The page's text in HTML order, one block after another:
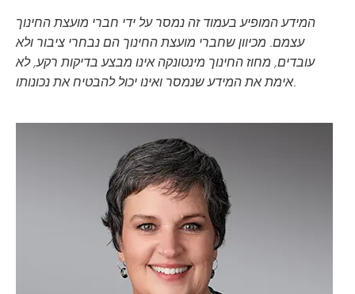
המידע המופיע בעמוד זה נמסר על ידי חברי מועצת החינוך
עצמם. מכיוון שחברי מועצת החינוך הם נבחרי ציבור ולא
עובדים, מחוז החינוך מינטונקה אינו מבצע בדיקות רקע, לא
אימת את המידע שנמסר ואינו יכול להבטיח את נכונותו.